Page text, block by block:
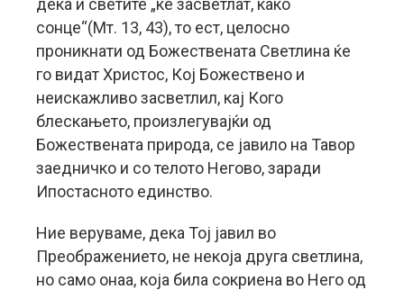
дека и светите „ќе засветлат, како
сонце“(Мт. 13, 43), то ест, целосно
проникнати од Божествената Светлина ќе
го видат Христос, Кој Божествено и
неискажливо засветлил, кај Кого
блескањето, произлегувајќи од
Божествената природа, се јавило на Тавор
заедничко и со телото Негово, заради
Ипостасното единство.
Ние веруваме, дека Тој јавил во
Преображението, не некоја друга светлина,
но само онаа, која била сокриена во Него од